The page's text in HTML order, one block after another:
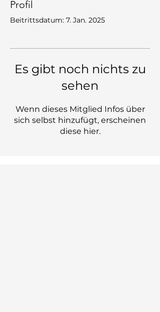
Profil
Beitrittsdatum: 7. Jan. 2025
Es gibt noch nichts zu
sehen
Wenn dieses Mitglied Infos über
sich selbst hinzufügt, erscheinen
diese hier.